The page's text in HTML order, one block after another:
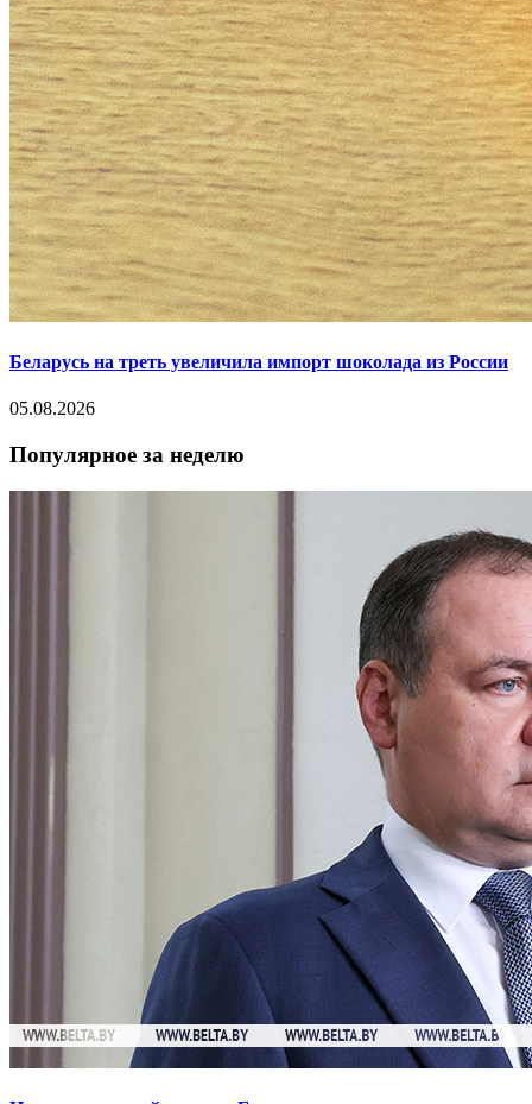
Беларусь на треть увеличила импорт шоколада из России
05.08.2026
Популярное за неделю